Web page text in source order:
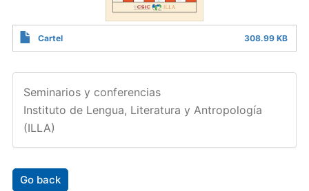
Cartel 308.99 KB
Seminarios y conferencias
Instituto de Lengua, Literatura y Antropología
(ILLA)
Go back